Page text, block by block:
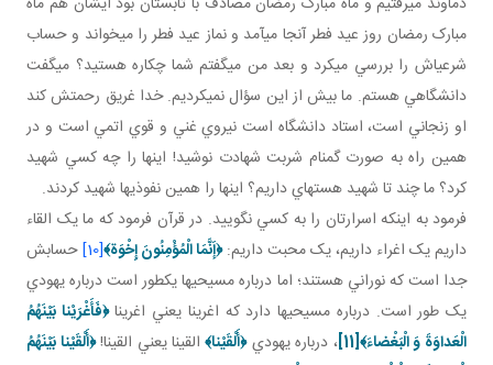
مبارک رمضان روز عيد فطر آنجا مي آمد و نماز عيد فطر را مي خواند و حساب
شرعي اش را بررسي مي کرد و بعد من مي گفتم شما چکاره هستيد؟ مي گفت
دانشگاهي هستم. ما بيش از اين سؤال نمي کرديم. خدا غريق رحمتش کند
او زنجاني است، استاد دانشگاه است نيروي غني و قوي اتمي است و در
همين راه به صورت گمنام شربت شهادت نوشيد! اينها را چه کسي شهيد
کرد؟ ما چند تا شهيد هسته اي داريم؟ اينها را همين نفوذي ها شهيد کردند.
فرمود به اينکه اسرارتان را به کسي نگوييد. در قرآن فرمود که ما يک القاء
داريم يک اغراء داريم، يک محبت داريم:﴿إَنَّمَا الْمُؤْمِنُونَ إِخْوَة﴾[10]
حسابش
جدا است که نوراني هستند؛ اما درباره مسيحي ها يک طور است درباره يهودي
يک طور است. درباره مسيحي ها دارد که اغرينا يعني اغرينا﴿فَأَغْرَيْنا بَيْنَهُمُ
الْعَداوَةَ وَ الْبَغْضاءَ﴾[11] ، درباره يهودي﴿أَلْقَيْنا﴾ القينا يعني القينا!﴿أَلْقَيْنا بَيْنَهُمُ